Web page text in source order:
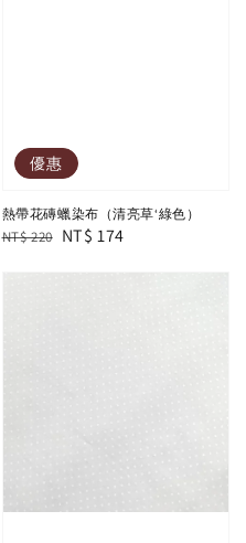
優惠
熱帶花磚蠟染布（清亮草‘綠色）
Regular
NT$ 220 Sale
NT$ 174